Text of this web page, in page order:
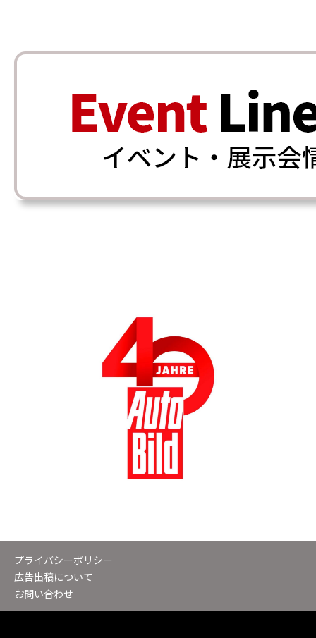
プライバシーポリシー
広告出稿について
お問い合わせ